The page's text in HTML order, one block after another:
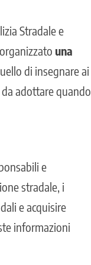
Stradale e
una
di insegnare ai
adottare quando
e
stradale, i
e acquisire
informazioni